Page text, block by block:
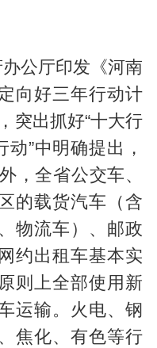
公厅印发《河南
向好三年行动计
突出抓好“十大行
动”中明确提出，
，全省公交车、
的载货汽车（含
物流车）、邮政
约出租车基本实
则上全部使用新
运输。火电、钢
焦化、有色等行